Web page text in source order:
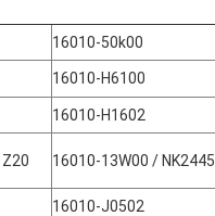
16010-50k00
16010-H6100
16010-H1602
16010-13W00 / NK2445
16010-J0502